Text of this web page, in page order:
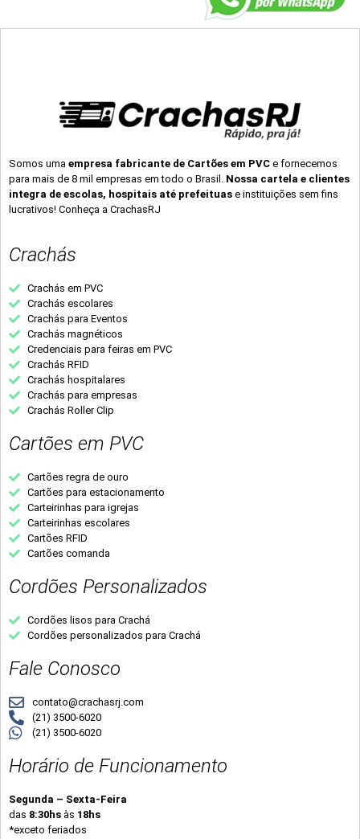
Somos uma empresa fabricante de Cartões em PVC e fornecemos
para mais de 8 mil empresas em todo o Brasil. Nossa cartela e clientes
integra de escolas, hospitais até prefeituas e instituições sem fins
lucrativos! Conheça a CrachasRJ
Crachás
Crachás em PVC
Crachás escolares
Crachás para Eventos
Crachás magnéticos
Credenciais para feiras em PVC
Crachás RFID
Crachás hospitalares
Crachás para empresas
Crachás Roller Clip
Cartões em PVC
Cartões regra de ouro
Cartões para estacionamento
Carteirinhas para igrejas
Carteirinhas escolares
Cartões RFID
Cartões comanda
Cordões Personalizados
Cordões lisos para Crachá
Cordões personalizados para Crachá
Fale Conosco
contato@crachasrj.com
(21) 3500-6020
(21) 3500-6020
Horário de Funcionamento
Segunda – Sexta-Feira
das 8:30hs às 18hs
*exceto feriados